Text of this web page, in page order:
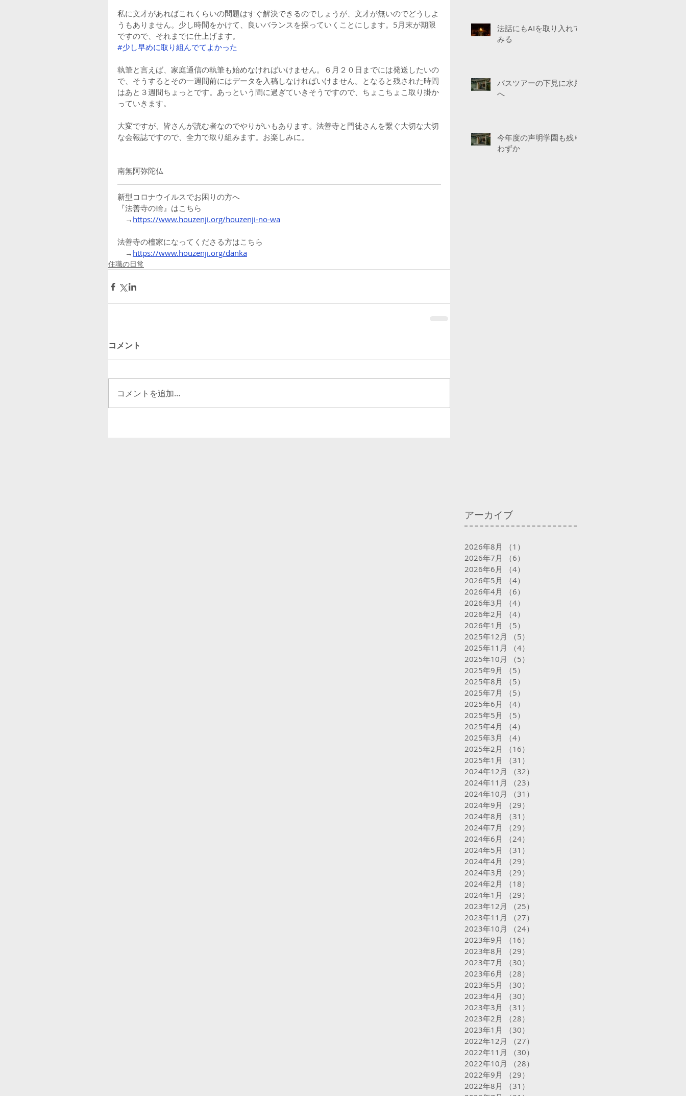
私に文才があればこれくらいの問題はすぐ解決できるのでしょうが、文才が無いのでどうしよ
うもありません。少し時間をかけて、良いバランスを探っていくことにします。5月末が期限
ですので、それまでに仕上げます。
#少し早めに取り組んでてよかった
執筆と言えば、家庭通信の執筆も始めなければいけません。６月２０日までには発送したいの
で、そうするとその一週間前にはデータを入稿しなければいけません。となると残された時間
はあと３週間ちょっとです。あっという間に過ぎていきそうですので、ちょこちょこ取り掛か
っていきます。
大変ですが、皆さんが読む者なのでやりがいもあります。法善寺と門徒さんを繋ぐ大切な大切
な会報誌ですので、全力で取り組みます。お楽しみに。
南無阿弥陀仏
新型コロナウイルスでお困りの方へ
『法善寺の輪』はこちら
→ https://www.houzenji.org/houzenji-no-wa
法善寺の檀家になってくださる方はこちら
→ https://www.houzenji.org/danka
住職の日常
コメント
コメントを追加…
法話にもAIを取り入れて
みる
バスツアーの下見に水戸
へ
今年度の声明学園も残り
わずか
アーカイブ
2026年8月 （1）
2026年7月
（6）
2026年6月
（4）
2026年5月
（4）
2026年4月
（6）
2026年3月
（4）
2026年2月
（4）
2026年1月
（5）
2025年12月
（5）
2025年11月
（4）
2025年10月
（5）
2025年9月
（5）
2025年8月
（5）
2025年7月
（5）
2025年6月
（4）
2025年5月
（5）
2025年4月
（4）
2025年3月
（4）
2025年2月
（16）
2025年1月
（31）
2024年12月
（32）
2024年11月
（23）
2024年10月
（31）
2024年9月
（29）
2024年8月
（31）
2024年7月
（29）
2024年6月
（24）
2024年5月
（31）
2024年4月
（29）
2024年3月
（29）
2024年2月
（18）
2024年1月
（29）
2023年12月
（25）
2023年11月
（27）
2023年10月
（24）
2023年9月
（16）
2023年8月
（29）
2023年7月
（30）
2023年6月
（28）
2023年5月
（30）
2023年4月
（30）
2023年3月
（31）
2023年2月
（28）
2023年1月
（30）
2022年12月
（27）
2022年11月
（30）
2022年10月
（28）
2022年9月
（29）
2022年8月
（31）